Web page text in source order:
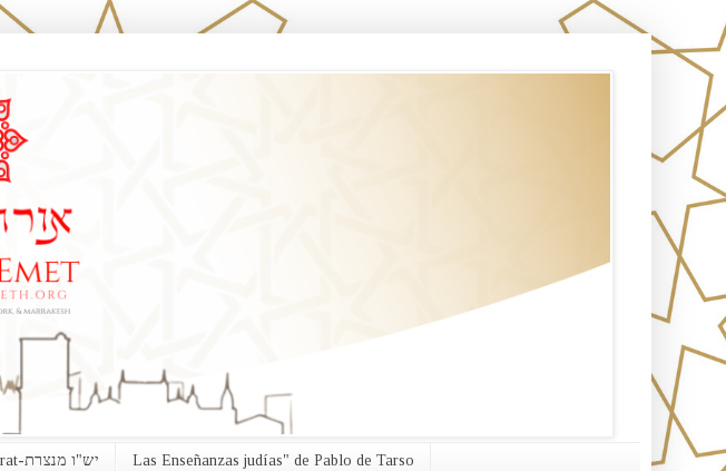
Yesh"u de Natzrat-יש"ו מנצרת Las Enseñanzas judías" de Pablo de Tarso